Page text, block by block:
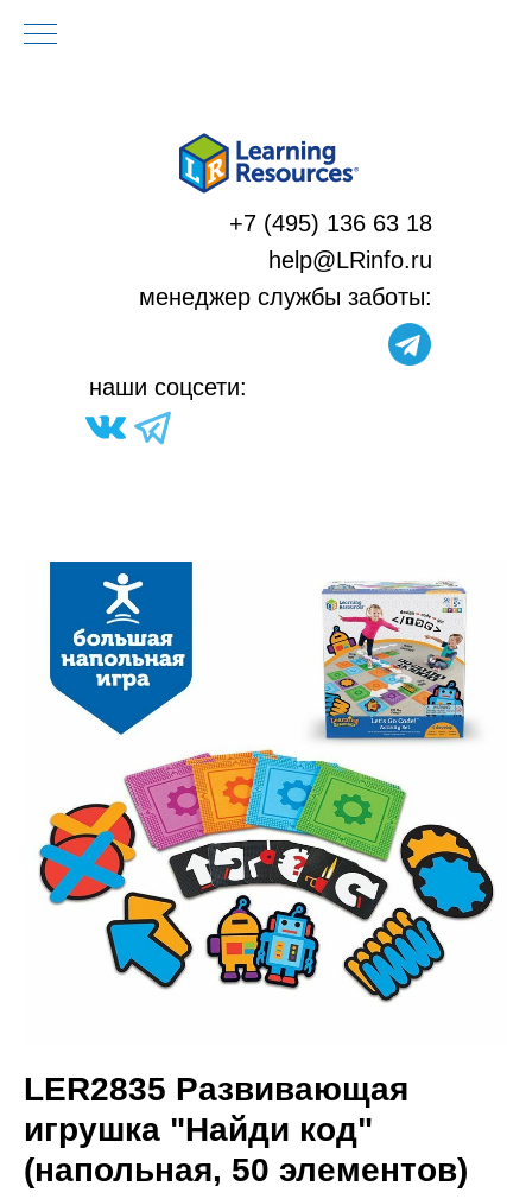
+7 (495) 136 63 18
help@LRinfo.ru
менеджер службы заботы:
наши соцсети:
LER2835 Развивающая
игрушка "Найди код"
(напольная, 50 элементов)